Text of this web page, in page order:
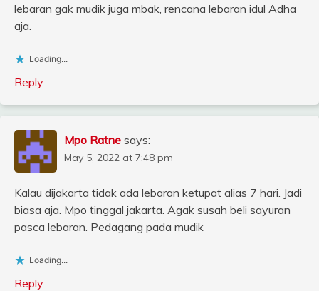
lebaran gak mudik juga mbak, rencana lebaran idul Adha
aja.
Loading...
Reply
Mpo Ratne says:
May 5, 2022 at 7:48 pm
Kalau dijakarta tidak ada lebaran ketupat alias 7 hari. Jadi
biasa aja. Mpo tinggal jakarta. Agak susah beli sayuran
pasca lebaran. Pedagang pada mudik
Loading...
Reply